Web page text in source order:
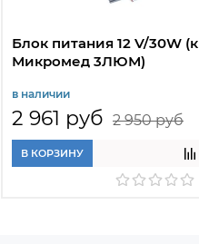
Блок питания 12 V/30W (к
Микромед 3ЛЮМ)
в наличии
2 961 руб 2 950 руб
В КОРЗИНУ